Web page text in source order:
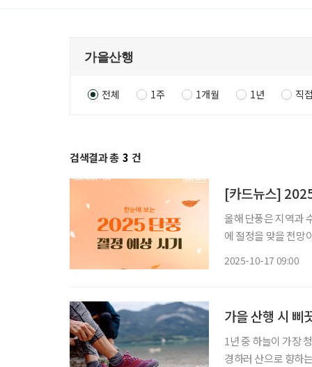
전체 1주 1개월 1년 직
검색결과 총 3 건
[카드뉴스]
올해 단풍은 지역과
에 절정을 맞을 전망
2025-10-17 09:00
가을 산행 시 삐
1년 중 하늘이 가장
경하러 산으로 향하